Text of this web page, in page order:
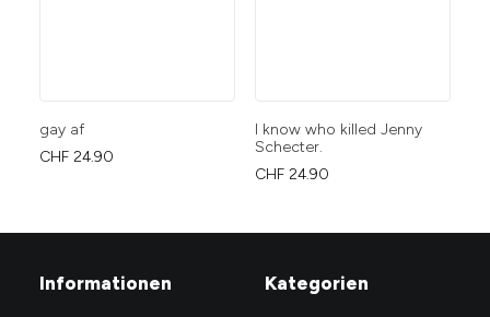
gay af
CHF 24.90
I know who killed Jenny
Schecter.
CHF 24.90
Informationen Kategorien